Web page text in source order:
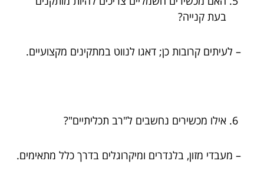
בעת קנייה?
– לעיתים קרובות כן; דאגו לנווט במתקינים מקצועיים.
אילו מכשירים נחשבים ל"רב תכליתיים"?
– מעבדי מזון, בלנדרים ומיקרוגלים בדרך כלל מתאימים.